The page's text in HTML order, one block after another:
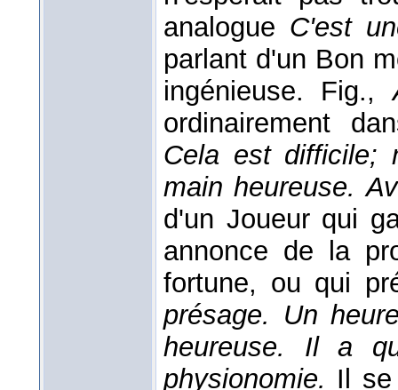
analogue C'est
parlant d'un Bon
ingénieuse. Fig.,
ordinairement
Cela est
main heureuse.
d'un Joueur qui
annonce de la
fortune, ou qui
présage. Un
heureuse. Il a
physionomie. Il